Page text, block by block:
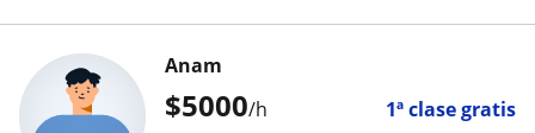
$5000/h 1ª clase gratis
Anam